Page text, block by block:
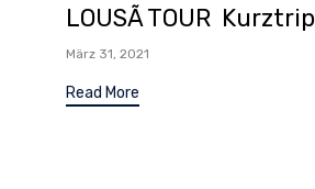
LOUSÃ TOUR Kurztrip
März 31, 2021
Read More